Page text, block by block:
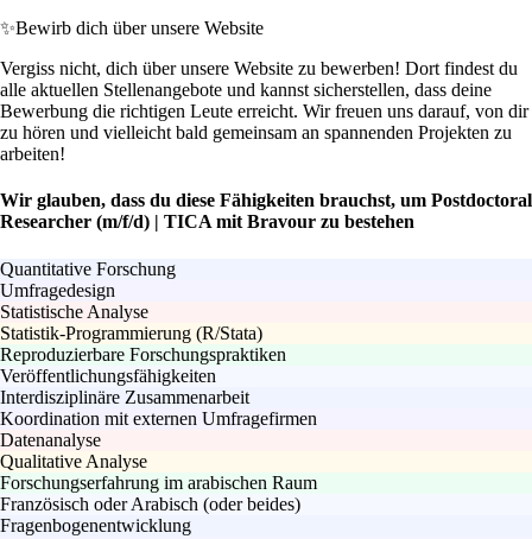
✨Bewirb dich über unsere Website
Vergiss nicht, dich über unsere Website zu bewerben! Dort findest du
alle aktuellen Stellenangebote und kannst sicherstellen, dass deine
Bewerbung die richtigen Leute erreicht. Wir freuen uns darauf, von dir
zu hören und vielleicht bald gemeinsam an spannenden Projekten zu
arbeiten!
Wir glauben, dass du diese Fähigkeiten brauchst, um Postdoctoral
Researcher (m/f/d) | TICA mit Bravour zu bestehen
Quantitative Forschung
Umfragedesign
Statistische Analyse
Statistik-Programmierung (R/Stata)
Reproduzierbare Forschungspraktiken
Veröffentlichungsfähigkeiten
Interdisziplinäre Zusammenarbeit
Koordination mit externen Umfragefirmen
Datenanalyse
Qualitative Analyse
Forschungserfahrung im arabischen Raum
Französisch oder Arabisch (oder beides)
Fragenbogenentwicklung